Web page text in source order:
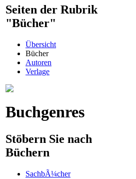
Seiten der Rubrik
"Bücher"
Übersicht
Bücher
Autoren
Verlage
Buchgenres
Stöbern Sie nach
Büchern
SachbÃ¼cher